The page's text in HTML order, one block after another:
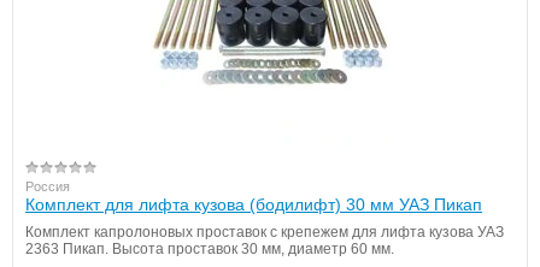
Россия
Комплект для лифта кузова (бодилифт) 30 мм УАЗ Пикап
Комплект капролоновых проставок с крепежем для лифта кузова УАЗ
2363 Пикап. Высота проставок 30 мм, диаметр 60 мм.